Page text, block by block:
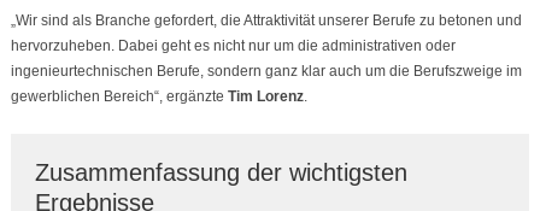
„Wir sind als Branche gefordert, die Attraktivität unserer Berufe zu betonen und
hervorzuheben. Dabei geht es nicht nur um die administrativen oder
ingenieurtechnischen Berufe, sondern ganz klar auch um die Berufszweige im
gewerblichen Bereich“, ergänzte Tim Lorenz.
Zusammenfassung der wichtigsten
Ergebnisse